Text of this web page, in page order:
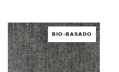
BIO-BASADO